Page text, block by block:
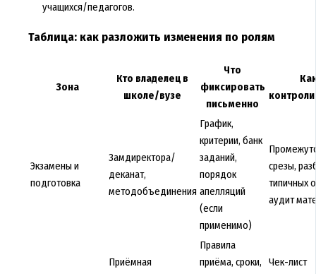
учащихся/педагогов.
Таблица: как разложить изменения по ролям
Зона
Кто владелец в
школе/вузе
Что
фиксировать
письменно
Экзамены и
подготовка
Замдиректора/
деканат,
методобъединения
График,
критерии, банк
заданий,
порядок
апелляций
(если
применимо)
срезы,
типичных
аудит
Приёмная
Правила
приёма, сроки,
Чек-лист